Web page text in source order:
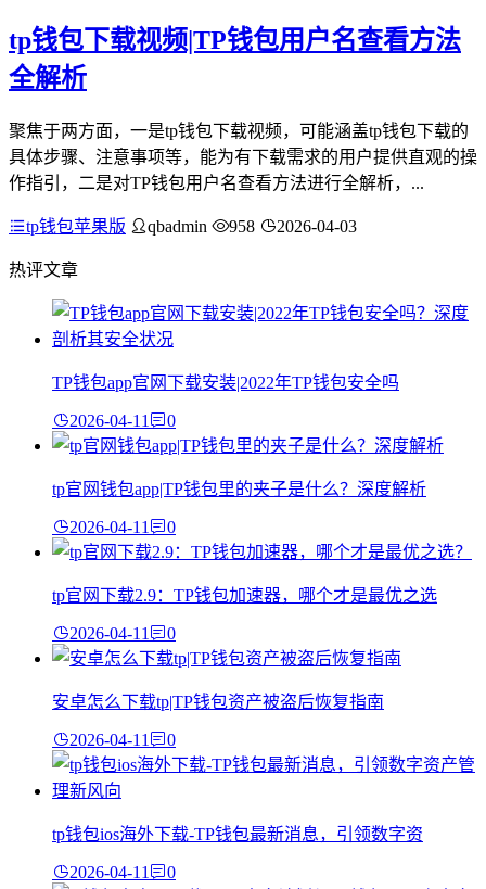
tp钱包下载视频|TP钱包用户名查看方法
全解析
聚焦于两方面，一是tp钱包下载视频，可能涵盖tp钱包下载的
具体步骤、注意事项等，能为有下载需求的用户提供直观的操
作指引，二是对TP钱包用户名查看方法进行全解析，...
tp钱包苹果版 qbadmin 958 2026-04-03
热评文章
TP钱包app官网下载安装|2022年TP钱包安全吗
2026-04-11 0
tp官网钱包app|TP钱包里的夹子是什么？深度解析
2026-04-11 0
tp官网下载2.9：TP钱包加速器，哪个才是最优之选
2026-04-11 0
安卓怎么下载tp|TP钱包资产被盗后恢复指南
2026-04-11 0
tp钱包ios海外下载-TP钱包最新消息，引领数字资
2026-04-11 0